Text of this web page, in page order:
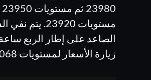
مستويات 23920. يتم
الصاعد على إطار الربع
زيارة الأسعار لمستويات 24068.